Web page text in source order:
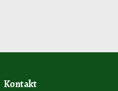
Kontakt